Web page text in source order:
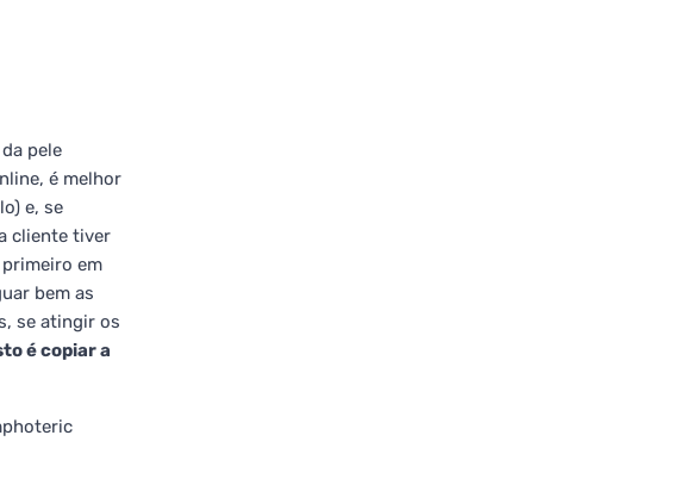
pele
é melhor
e, se
cliente tiver
em
bem as
se atingir os
é copiar a